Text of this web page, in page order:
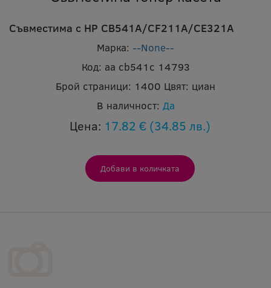
Съвместима с HP CB541A/CF211A/CE321A
Марка: --None--
Код: aa cb541c 14793
Брой страници: 1400 Цвят: циан
В наличност: Да
Цена: 17.82 € (34.85 лв.)